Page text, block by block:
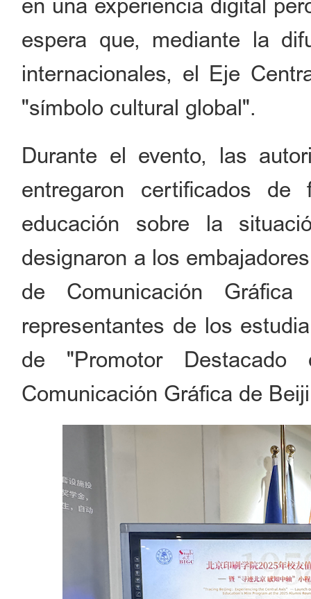
en una experiencia digital
espera que, mediante la
internacionales, el Eje
"símbolo cultural global".
Durante el evento, las
entregaron certificados
educación sobre la
designaron a los
de Comunicación
representantes de los
de "Promotor
Comunicación Gráfica de